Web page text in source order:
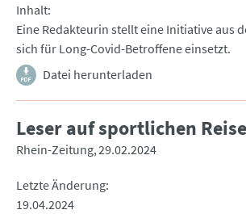
Inhalt
Eine Redakteurin stellt eine Initiative aus
sich für Long-Covid-Betroffene einsetzt.
Datei herunterladen
Leser auf sportlichen
Rhein-Zeitung 29.02.2024
Letzte Änderung
19.04.2024